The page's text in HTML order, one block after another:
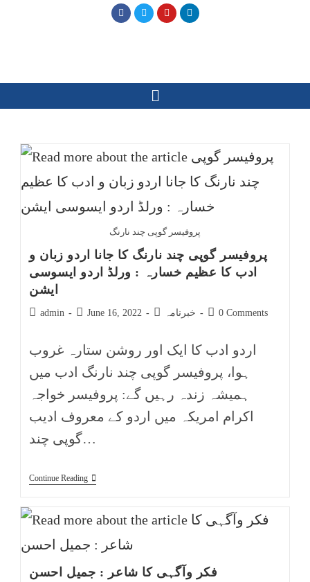
پروفیسر گوپی چند نارنگ
پروفیسر گوپی چند نارنگ کا جانا اردو زبان و
ادب کا عظیم خسارہ : ورلڈ اردو ایسوسی
ایشن
admin June 16, 2022 خبرنامہ 0 Comments
اردو ادب کا ایک اور روشن ستارہ غروب
ہوا، پروفیسر گوپی چند نارنگ ادب میں
ہمیشہ زندہ رہیں گے: پروفیسر خواجہ
اکرام امریکہ میں اردو کے معروف ادیب
گوپی چند…
Continue Reading
فکر وآگہی کا شاعر : جمیل احسن